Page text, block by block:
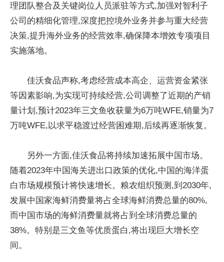
理团队整合及关键岗位人员派驻等方式,加强对智利子
公司的精细化管理,深度把控境外业务并参与重大经营
决策,提升海外业务的经营效率,确保降本增效专项项目
实施落地。
佳沃食品声称,考虑经营成本高企、运营资金紧张
等因素影响,为实现可持续经营,公司调整了近期的产销
量计划,预计2023年三文鱼收获量为6万吨WFE,销量为7
万吨WFE,以求平稳渡过经营困难期,后续再逐渐恢复。
另外一方面,佳沃食品将持续加速拓展中国市场。
随着2023年中国海关进出口政策的优化,中国的海洋蛋
白市场规模预计将快速增长。粮农组织预测,到2030年,
发展中国家海鲜消费量将占全球海鲜消费总量的80%,
而中国市场的海鲜消费量就将占到全球消费总量的
38%。特别是三文鱼等优质蛋白,将出现巨大增长空
间。